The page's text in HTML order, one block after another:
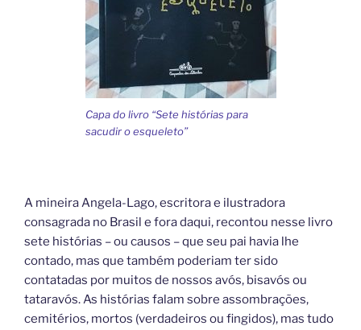
Capa do livro “Sete histórias para
sacudir o esqueleto”
A mineira Angela-Lago, escritora e ilustradora
consagrada no Brasil e fora daqui, recontou nesse livro
sete histórias – ou causos – que seu pai havia lhe
contado, mas que também poderiam ter sido
contatadas por muitos de nossos avós, bisavós ou
tataravós. As histórias falam sobre assombrações,
cemitérios, mortos (verdadeiros ou fingidos), mas tudo